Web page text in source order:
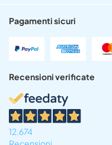
Pagamenti sicuri
Recensioni verificate
12.674